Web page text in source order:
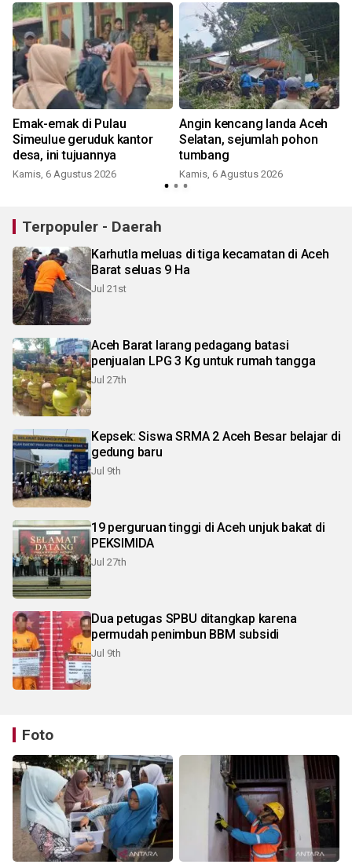
Emak-emak di Pulau
Simeulue geruduk kantor
desa, ini tujuannya
Kamis, 6 Agustus 2026
Angin kencang landa Aceh
Selatan, sejumlah pohon
tumbang
Kamis, 6 Agustus 2026
Terpopuler - Daerah
Karhutla meluas di tiga kecamatan di Aceh
Barat seluas 9 Ha
Jul 21st
Aceh Barat larang pedagang batasi
penjualan LPG 3 Kg untuk rumah tangga
Jul 27th
Kepsek: Siswa SRMA 2 Aceh Besar belajar di
gedung baru
Jul 9th
19 perguruan tinggi di Aceh unjuk bakat di
PEKSIMIDA
Jul 27th
Dua petugas SPBU ditangkap karena
permudah penimbun BBM subsidi
Jul 9th
Foto